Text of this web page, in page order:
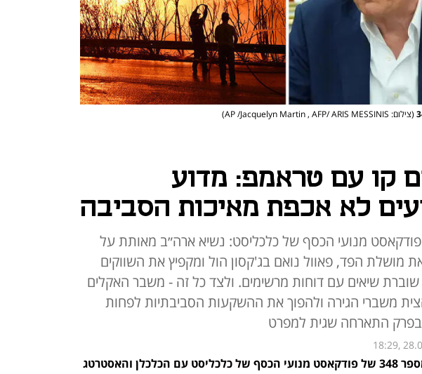
(צילום: AP /Jacquelyn Martin , AFP/ ARIS MESSINIS)
קו עם טראמפ: מדוע
לא אכפת מאיכות הסביבה
של פודקאסט מנועי הכסף של כלכליסט: נשיא ארה״ב מאותת על
מושלת הפד, פאוול נואם בג'קסון הול ומקפיץ את השווקים
שוברת שיאים עם דוחות מרשימים. ולצד כל זה - משבר האקלים
משברי הגירה ולהפוך את ההשקעות הסביבתיות לפחות
בפרק התארחה שגית למפרט
18:29,